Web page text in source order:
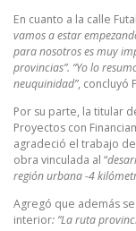
En cuanto a la calle
vamos a estar
para nosotros es muy
provincias”. “Yo lo
neuquinidad”, concluyó
Por su parte, la titular
Proyectos con
agradeció el trabajo
obra vinculada al “
región urbana -4
Agregó que además
interior: “La ruta